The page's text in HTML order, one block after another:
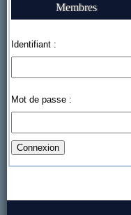
Membres
Identifiant :
Mot de passe :